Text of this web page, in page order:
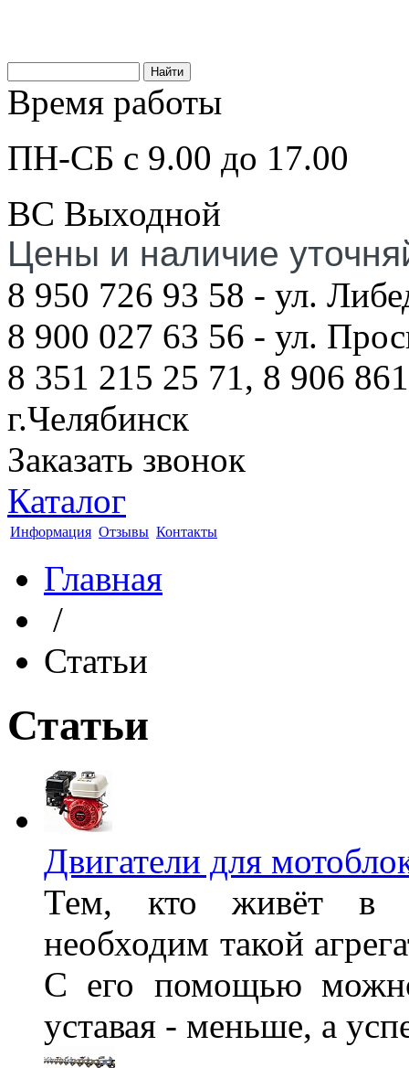
Время работы
ПН-СБ с 9.00 до 17.00
ВС Выходной
Цены и наличие
8 950 726 93 58 - ул.
8 900 027 63 56 - ул.
8 351 215 25 71, 8 906
г.Челябинск
Заказать звонок
Каталог
Информация Отзывы Контакты
Главная
/
Статьи
Статьи
Двигатели для
Тем, кто живёт в
необходим такой
С его помощью
уставая - меньше, а